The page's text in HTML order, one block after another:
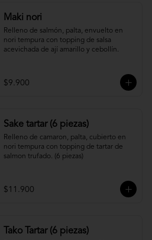
Maki nori
Relleno de salmón, palta, envuelto en
nori tempura con topping de salsa
acevichada de ají amarillo y cebollín.
$9.900
Sake tartar (6 piezas)
Relleno de camaron, palta, cubierto en
nori tempura con topping de tartar de
salmon trufado. (6 piezas)
$11.900
Tako Tartar (6 piezas)